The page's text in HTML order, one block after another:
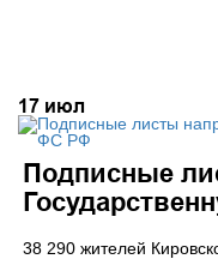
17 июл
Подписные
38 290 жителей